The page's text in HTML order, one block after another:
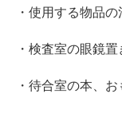
・使用する物品
・検査室の眼鏡
・待合室の本、